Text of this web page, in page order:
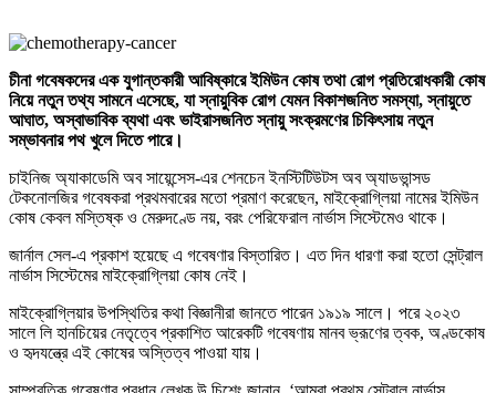
চীনাগবেষকদেরএকযুগান্তকারীআবিষ্কারেইমিউনকোষতথারোগপ্রতিরোধকারীকোষ
নিয়েনতুনতথ্যসামনেএসেছে, যাস্নায়ুবিকরোগযেমনবিকাশজনিতসমস্যা,স্নায়ুতে
আঘাত, অস্বাভাবিকব্যথাএবংভাইরাসজনিতস্নায়ুসংক্রমণেরচিকিৎসায়নতুন
সম্ভাবনারপথখুলেদিতেপারে।
চাইনিজ অ্যাকাডেমি অব সায়েন্সেস-এর শেনচেন ইনস্টিটিউটস অব অ্যাডভান্সড
টেকনোলজির গবেষকরা প্রথমবারের মতো প্রমাণ করেছেন, মাইক্রোগ্লিয়া নামের ইমিউন
কোষ কেবল মস্তিষ্ক ও মেরুদণ্ডে নয়, বরং পেরিফেরাল নার্ভাস সিস্টেমেও থাকে।
জার্নাল সেল-এ প্রকাশ হয়েছে এ গবেষণার বিস্তারিত। এত দিন ধারণা করা হতো সেন্ট্রাল
নার্ভাস সিস্টেমের মাইক্রোগ্লিয়া কোষ নেই।
মাইক্রোগ্লিয়ার উপস্থিতির কথা বিজ্ঞানীরা জানতে পারেন ১৯১৯ সালে। পরে ২০২৩
সালে লি হানচিয়ের নেতৃত্বে প্রকাশিত আরেকটি গবেষণায় মানব ভ্রূণের ত্বক, অণ্ডকোষ
ও হৃদযন্ত্রে এই কোষের অস্তিত্ব পাওয়া যায়।